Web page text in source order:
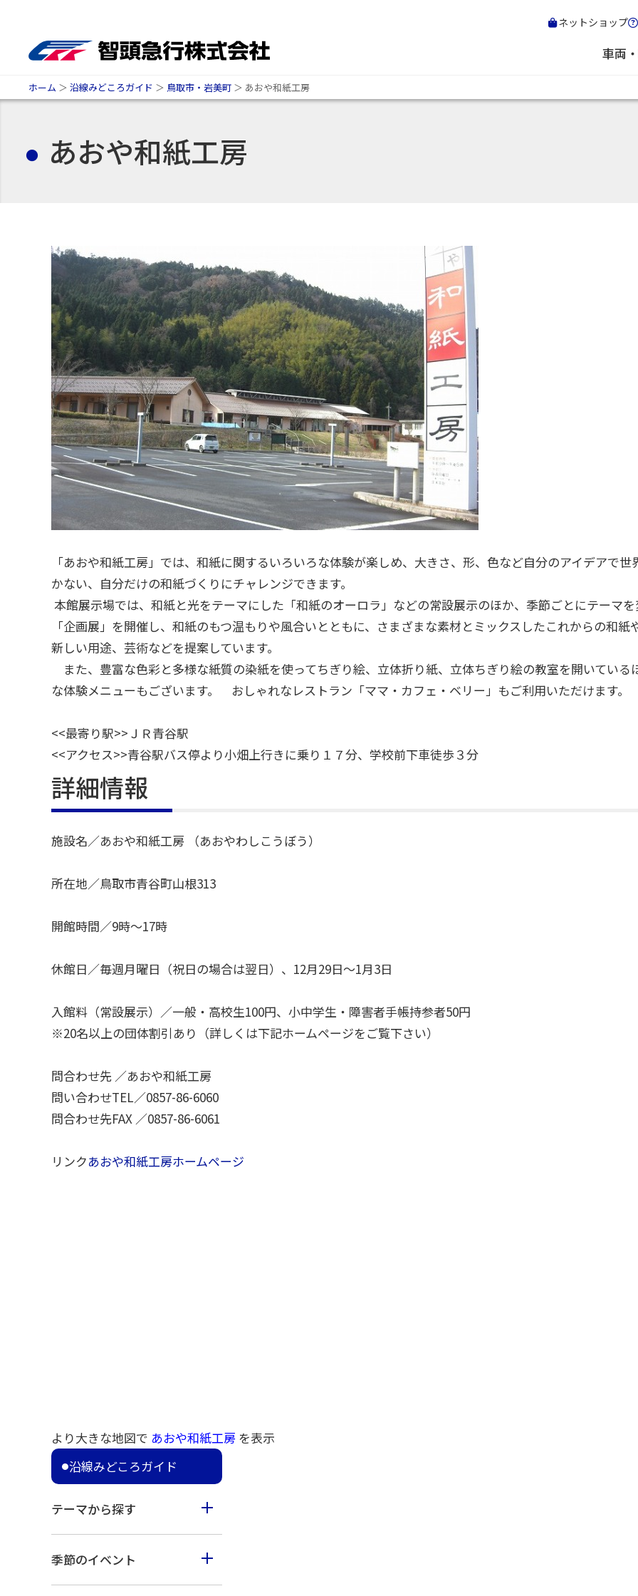
ネットショップ
車両
ホーム ＞ 沿線みどころガイド ＞ 鳥取市・岩美町 ＞ あおや和紙工房
あおや和紙工房
「あおや和紙工房」では、和紙に関するいろいろな体験が楽しめ、大きさ、形、色など自分のアイデアで世
かない、自分だけの和紙づくりにチャレンジできます。
本館展示場では、和紙と光をテーマにした「和紙のオーロラ」などの常設展示のほか、季節ごとにテーマを
「企画展」を開催し、和紙のもつ温もりや風合いとともに、さまざまな素材とミックスしたこれからの和紙
新しい用途、芸術などを提案しています。
また、豊富な色彩と多様な紙質の染紙を使ってちぎり絵、立体折り紙、立体ちぎり絵の教室を開いている
な体験メニューもございます。 おしゃれなレストラン「ママ・カフェ・ベリー」もご利用いただけます。
<<最寄り駅>>ＪＲ青谷駅
<<アクセス>>青谷駅バス停より小畑上行きに乗り１７分、学校前下車徒歩３分
詳細情報
施設名／あおや和紙工房 （あおやわしこうぼう）
所在地／鳥取市青谷町山根313
開館時間／9時～17時
休館日／毎週月曜日（祝日の場合は翌日）、12月29日～1月3日
入館料（常設展示）／一般・高校生100円、小中学生・障害者手帳持参者50円
※20名以上の団体割引あり（詳しくは下記ホームページをご覧下さい）
問合わせ先 ／あおや和紙工房
問い合わせTEL／0857-86-6060
問合わせ先FAX ／0857-86-6061
リンクあおや和紙工房ホームページ
より大きな地図で あおや和紙工房 を表示
沿線みどころガイド
テーマから探す
季節のイベント